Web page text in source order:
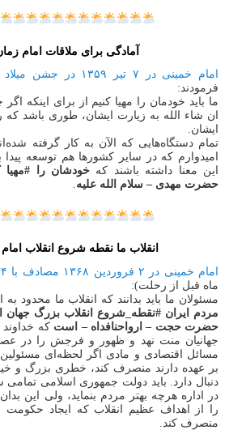
آمادگی برای ملاقات امام
امام خمینی در ۷ تیر ۱۳۵۹ در جشن میلاد حضرت ولی عصر
فرمودند:
ما باید خودمان را مهیا کنیم از برای اینکه
ان شاء الله به زیارت ایشان، طوری باشد
ایشان.
تمام دستگاه‌هایی که الآن به کار گرفته
امیدوارم که در سایر کشورها هم توسعه پیدا
این معنا داشته باشند که خودشان را #مهیا
حضرت مهدی – سلام الله علیه.
انقلاب ما نقطه شروع انقلاب
امام خمینی در ۲ فروردین ۱۳۶۸ مصادف با ۱۴ شعبان ۱۴۰۹
ماه قبل از رحلت):
مسئولان ما باید بدانند که انقلاب ما محدود
مردم ایران #نقطه_شروع انقلاب بزرگ جهان
حضرت حجت – ارواحنافداه – است که
جهانیان منت نهد و ظهور و فرجش را در
مسائل اقتصادی و مادی اگر لحظه‌ای
بر عهده دارند منصرف کند، خطری بزرگ و
دنبال دارد. باید دولت جمهوری اسلامی
در اداره هرچه بهتر مردم بنماید، ولی این
را از اهداف عظیم انقلاب که ایجاد
منصرف کند.